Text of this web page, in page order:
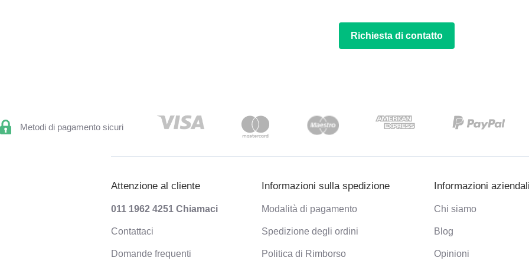
Richiesta di contatto
Metodi di pagamento sicuri
Attenzione al cliente
011 1962 4251 Chiamaci
Contattaci
Domande frequenti
Informazioni sulla spedizione
Modalità di pagamento
Spedizione degli ordini
Politica di Rimborso
Informazioni
Chi siamo
Blog
Opinioni